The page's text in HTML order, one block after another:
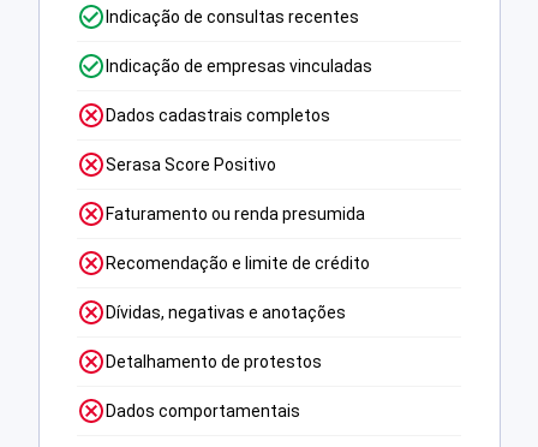
Indicação de consultas recentes
Indicação de empresas vinculadas
Dados cadastrais completos
Serasa Score Positivo
Faturamento ou renda presumida
Recomendação e limite de crédito
Dívidas, negativas e anotações
Detalhamento de protestos
Dados comportamentais